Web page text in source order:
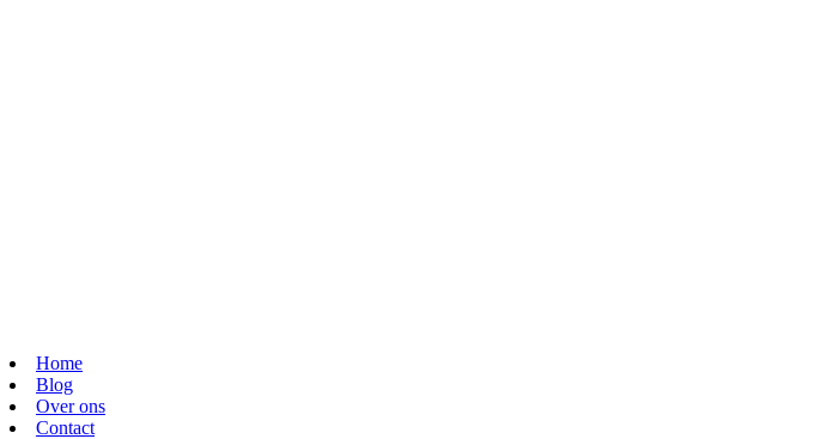
Home
Blog
Over ons
Contact